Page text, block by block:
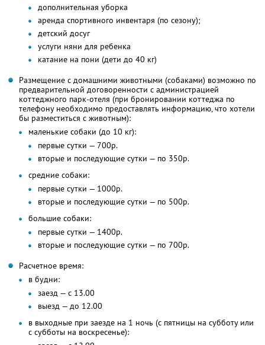
дополнительная уборка
аренда спортивного инвентаря (по сезону);
детский досуг
услуги няни для ребенка
катание на пони (дети до 40 кг)
Размещение с домашними животными (собаками) возможно по
предварительной договоренности с администрацией
коттеджного парк-отеля (при бронировании коттеджа по
телефону необходимо предоставлять информацию, что хотели
бы разместиться с животным):
маленькие собаки (до 10 кг):
первые сутки — 700р.
вторые и последующие сутки — по 350р.
средние собаки:
первые сутки — 1000р.
вторые и последующие сутки — по 500р.
большие собаки:
первые сутки — 1400р.
вторые и последующие сутки — по 700р.
Расчетное время:
в будни:
заезд — с 13.00
выезд — до 12.00
в выходные при заезде на 1 ночь (с пятницы на субботу или
с субботы на воскресенье):